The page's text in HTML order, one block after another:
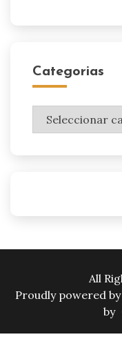
Categorias
Categorias
All
Proudly powered
by